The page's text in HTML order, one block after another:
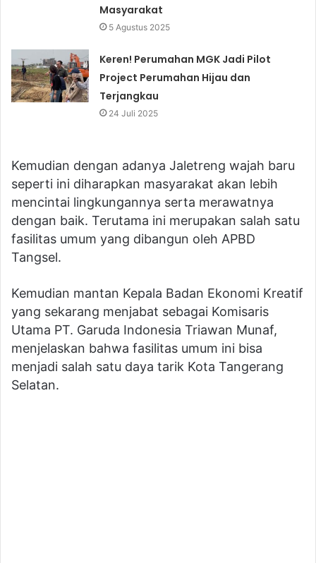
Masyarakat
5 Agustus 2025
Keren! Perumahan MGK Jadi Pilot
Project Perumahan Hijau dan
Terjangkau
24 Juli 2025
Kemudian dengan adanya Jaletreng wajah baru
seperti ini diharapkan masyarakat akan lebih
mencintai lingkungannya serta merawatnya
dengan baik. Terutama ini merupakan salah satu
fasilitas umum yang dibangun oleh APBD
Tangsel.
Kemudian mantan Kepala Badan Ekonomi Kreatif
yang sekarang menjabat sebagai Komisaris
Utama PT. Garuda Indonesia Triawan Munaf,
menjelaskan bahwa fasilitas umum ini bisa
menjadi salah satu daya tarik Kota Tangerang
Selatan.